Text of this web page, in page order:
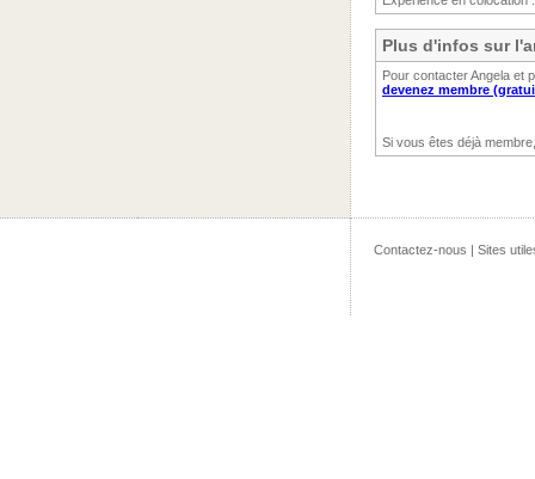
Plus d'infos sur
Pour contacter Angela et
devenez membre
Si vous êtes déjà
Contactez-nous | Sites